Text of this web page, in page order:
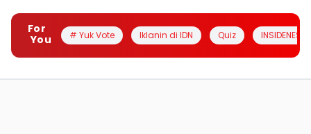
For
You
# Yuk Vote Iklanin di IDN Quiz INSIDENESIA